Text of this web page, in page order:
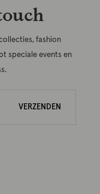
fashion
speciale events en
VERZENDEN